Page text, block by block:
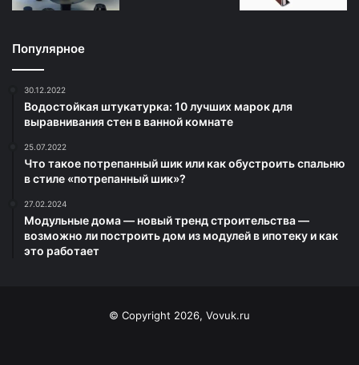
Популярное
30.12.2022
Водостойкая штукатурка: 10 лучших марок для
выравнивания стен в ванной комнате
25.07.2022
Что такое потрепанный шик или как обустроить спальню
в стиле «потрепанный шик»?
27.02.2024
Модульные дома — новый тренд строительства —
возможно ли построить дом из модулей в ипотеку и как
это работает
© Copyright 2026, Vovuk.ru